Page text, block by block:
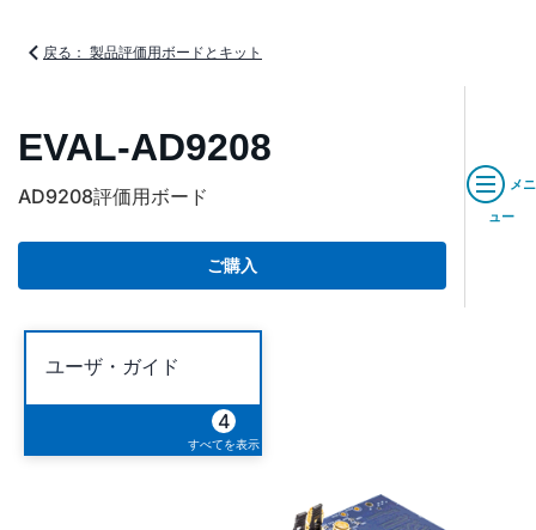
戻る： 製品評価用ボードとキット
EVAL-AD9208
AD9208評価用ボード
ご購入
メニ
ュー
ユーザ・ガイド
4
すべてを表示